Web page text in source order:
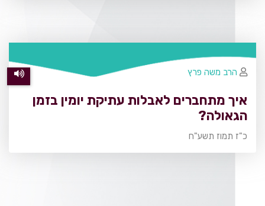
איך מתחברים לאבלות עתיקת יומין בזמן
הגאולה?
כ"ז תמוז תשע"ח
הרב משה פרץ